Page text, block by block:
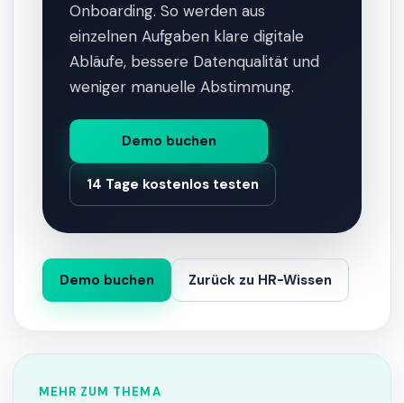
Onboarding. So werden aus
einzelnen Aufgaben klare digitale
Abläufe, bessere Datenqualität und
weniger manuelle Abstimmung.
Demo buchen
14 Tage kostenlos testen
Demo buchen Zurück zu HR-Wissen
MEHR ZUM THEMA